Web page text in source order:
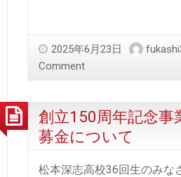
2025年6月23日
Comment
創立150周年記念事
募金について
松本深志高校36回生のみな